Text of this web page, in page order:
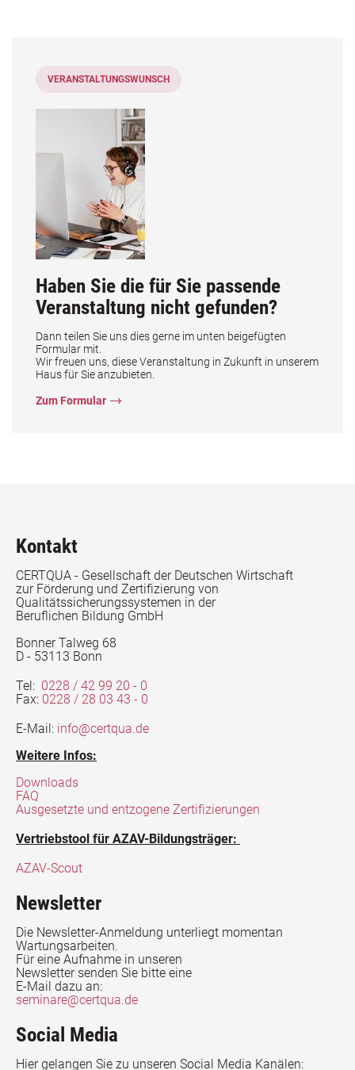
VERANSTALTUNGSWUNSCH
Haben Sie die für Sie passende
Veranstaltung nicht gefunden?
Dann teilen Sie uns dies gerne im unten beigefügten
Formular mit.
Wir freuen uns, diese Veranstaltung in Zukunft in unserem
Haus für Sie anzubieten.
Zum Formular
Kontakt
CERTQUA - Gesellschaft der Deutschen Wirtschaft
zur Förderung und Zertifizierung von
Qualitätssicherungssystemen in der
Beruflichen Bildung GmbH
Bonner Talweg 68
D - 53113 Bonn
Tel: 0228 / 42 99 20 - 0
Fax: 0228 / 28 03 43 - 0
E-Mail: info@certqua.de
Weitere Infos:
Downloads
FAQ
Ausgesetzte und entzogene Zertifizierungen
Vertriebstool für AZAV-Bildungsträger:
AZAV-Scout
Newsletter
Die Newsletter-Anmeldung unterliegt momentan
Wartungsarbeiten.
Für eine Aufnahme in unseren
Newsletter senden Sie bitte eine
E-Mail dazu an:
seminare@certqua.de
Social Media
Hier gelangen Sie zu unseren Social Media Kanälen: